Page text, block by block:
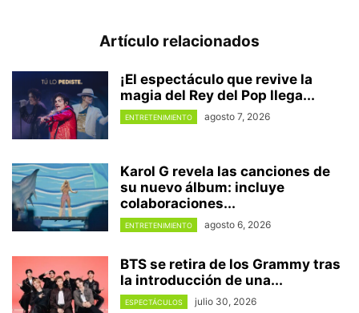
Artículo relacionados
¡El espectáculo que revive la
magia del Rey del Pop llega...
ENTRETENIMIENTO agosto 7, 2026
Karol G revela las canciones de
su nuevo álbum: incluye
colaboraciones...
ENTRETENIMIENTO agosto 6, 2026
BTS se retira de los Grammy tras
la introducción de una...
ESPECTÁCULOS julio 30, 2026